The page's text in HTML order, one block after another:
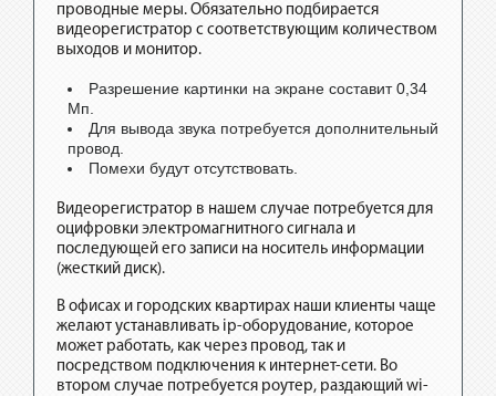
проводные меры. Обязательно подбирается
видеорегистратор с соответствующим количеством
выходов и монитор.
Разрешение картинки на экране составит 0,34
Мп.
Для вывода звука потребуется дополнительный
провод.
Помехи будут отсутствовать.
Видеорегистратор в нашем случае потребуется для
оцифровки электромагнитного сигнала и
последующей его записи на носитель информации
(жесткий диск).
В офисах и городских квартирах наши клиенты чаще
желают устанавливать ip-оборудование, которое
может работать, как через провод, так и
посредством подключения к интернет-сети. Во
втором случае потребуется роутер, раздающий wi-